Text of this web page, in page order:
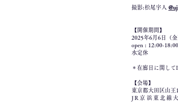
撮影:松尾宇人
【開催期間】
2025年6月6日（
open : 12:00-
水定休
＊ 在廊日に関して
【会場】
東京都大田区山王
JR京浜東北線